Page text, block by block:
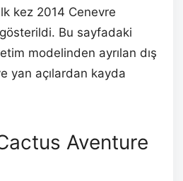
kez 2014 Cenevre
gösterildi. Bu sayfadaki
modelinden ayrılan dış
yan açılardan kayda
Aventure